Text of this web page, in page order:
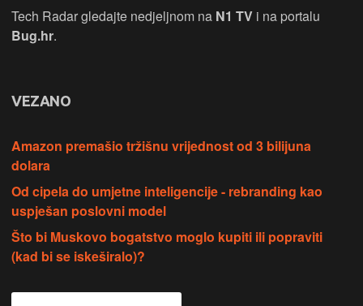
Tech Radar gledajte nedjeljnom na N1 TV i na portalu
Bug.hr.
VEZANO
Amazon premašio tržišnu vrijednost od 3 bilijuna
dolara
Od cipela do umjetne inteligencije - rebranding kao
uspješan poslovni model
Što bi Muskovo bogatstvo moglo kupiti ili popraviti
(kad bi se iskeširalo)?